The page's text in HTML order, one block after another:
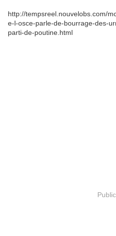
http://tempsreel.nouvelobs.com/
e-l-osce-parle-de-bourrage-des-
parti-de-poutine.html